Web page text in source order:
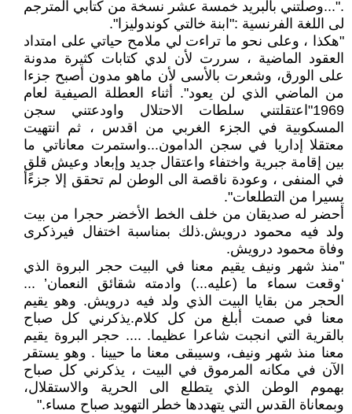
."...وصلتني بالبريد خمسة عشر نسخة من كتابي المترجم
لى اللغة الفرنسية :"ابنة خالتي كوندوليزا".
"هكذا ، وعلى نحو ما تراءت لي ملامح حياتي على امتداد
العقود الماضية ، سررت لأن لدي كتابات كثيرة مدونة
على الورق، وشعرت بالأسى لأن ماهو مدون أصبح جزءا
من الماضي الذي لن يعود". أثناء العطلة الصيفية لعام
1969"اعتقلتني سلطات الاحتلال واودعتني سجن
المسكوبية في الجزء الغربي من اقدس ، ثم انتهيت
معتقلا إداريا في سجن الدامون...واستمرت معاناتي ما
بين إقامة جبرية واختفاء واعتقال جديد وإبعاد وعيش قلق
في المنفى ، وعودة ناقصة الى الوطن لم تحقق إلا جزءًأ
يسيرا من التطلعات".
أحضر له صديقان من خلف الخط الأخضر حجرا من بيت
ولد فيه محمود درويش.ذلك بمناسبة اختفال فيرذكرى
وفاة محمود درويش.
"منذ شهر ونيف يقيم معنا في البيت حجر البروة الذي
‘وقعت سماء ما (عليه...) وادمته شقائق النعمان’ ...
الحجر من بقايا البيت الذي ولد فيه درويش. وهو يقيم
معنا في صمت أبلغ من كل كلام.يذكرني كل صباح
بالقرية التي انجبت شاعرا عظيما. .... حجر البروة يقيم
معنا منذ شهر ونيف، وسيبقى معنا ما حيينا . وهو يستقر
الآن في مكانه المرموق في البيت ، يذكرني كل صباح
بهموم الوطن الذي يتطلع الى الحرية والاستقلال،
وبمعاناة القدس التي يتهددها خطر التهويد صباح مساء."